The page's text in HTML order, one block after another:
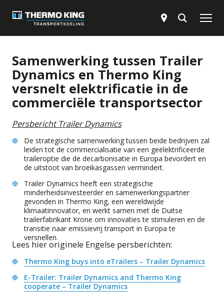
Samenwerking tussen Trailer
Dynamics en Thermo King
versnelt elektrificatie in de
commerciële transportsector
Persbericht Trailer Dynamics
De strategische samenwerking tussen beide bedrijven zal
leiden tot de commercialisatie van een geëlektrificeerde
traileroptie die de decarbonisatie in Europa bevordert en
de uitstoot van broeikasgassen vermindert.
Trailer Dynamics heeft een strategische
minderheidsinvesteerder en samenwerkingspartner
gevonden in Thermo King, een wereldwijde
klimaatinnovator, en werkt samen met de Duitse
trailerfabrikant Krone om innovaties te stimuleren en de
transitie naar emissievrij transport in Europa te
versnellen.
Lees hier originele Engelse persberichten:
Thermo King buys into eTrailers – Trailer Dynamics
E-Trailer: Trailer Dynamics and Thermo King
cooperate – Trailer Dynamics
Producten
Werken bij
Downloads
Over Thermo King